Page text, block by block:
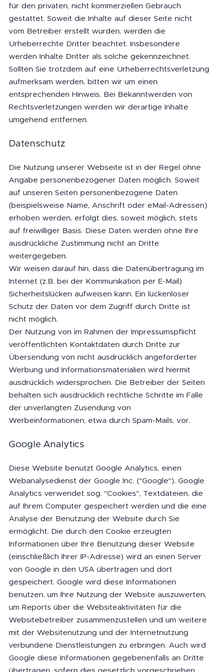
für den privaten, nicht kommerziellen Gebrauch
gestattet. Soweit die Inhalte auf dieser Seite nicht
vom Betreiber erstellt wurden, werden die
Urheberrechte Dritter beachtet. Insbesondere
werden Inhalte Dritter als solche gekennzeichnet.
Sollten Sie trotzdem auf eine Urheberrechtsverletzung
aufmerksam werden, bitten wir um einen
entsprechenden Hinweis. Bei Bekanntwerden von
Rechtsverletzungen werden wir derartige Inhalte
umgehend entfernen.
Datenschutz
Die Nutzung unserer Webseite ist in der Regel ohne
Angabe personenbezogener Daten möglich. Soweit
auf unseren Seiten personenbezogene Daten
(beispielsweise Name, Anschrift oder eMail-Adressen)
erhoben werden, erfolgt dies, soweit möglich, stets
auf freiwilliger Basis. Diese Daten werden ohne Ihre
ausdrückliche Zustimmung nicht an Dritte
weitergegeben.
Wir weisen darauf hin, dass die Datenübertragung im
Internet (z.B. bei der Kommunikation per E-Mail)
Sicherheitslücken aufweisen kann. Ein lückenloser
Schutz der Daten vor dem Zugriff durch Dritte ist
nicht möglich.
Der Nutzung von im Rahmen der Impressumspflicht
veröffentlichten Kontaktdaten durch Dritte zur
Übersendung von nicht ausdrücklich angeforderter
Werbung und Informationsmaterialien wird hiermit
ausdrücklich widersprochen. Die Betreiber der Seiten
behalten sich ausdrücklich rechtliche Schritte im Falle
der unverlangten Zusendung von
Werbeinformationen, etwa durch Spam-Mails, vor.
Google Analytics
Diese Website benutzt Google Analytics, einen
Webanalysedienst der Google Inc. ("Google"). Google
Analytics verwendet sog. "Cookies", Textdateien, die
auf Ihrem Computer gespeichert werden und die eine
Analyse der Benutzung der Website durch Sie
ermöglicht. Die durch den Cookie erzeugten
Informationen über Ihre Benutzung dieser Website
(einschließlich Ihrer IP-Adresse) wird an einen Server
von Google in den USA übertragen und dort
gespeichert. Google wird diese Informationen
benutzen, um Ihre Nutzung der Website auszuwerten,
um Reports über die Websiteaktivitäten für die
Websitebetreiber zusammenzustellen und um weitere
mit der Websitenutzung und der Internetnutzung
verbundene Dienstleistungen zu erbringen. Auch wird
Google diese Informationen gegebenenfalls an Dritte